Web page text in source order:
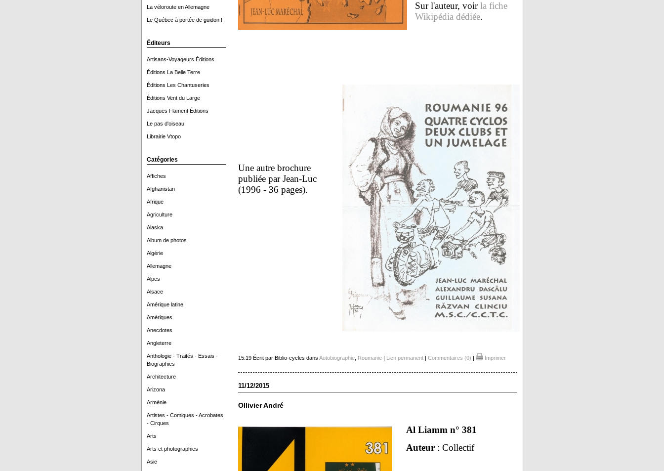
La véloroute en Allemagne
Le Québec à portée de guidon !
Éditeurs
Artisans-Voyageurs Éditions
Éditions La Belle Terre
Éditions Les Chantuseries
Éditions Vent du Large
Jacques Flament Éditions
Le pas d'oiseau
Librairie Vtopo
Catégories
Affiches
Afghanistan
Afrique
Agriculture
Alaska
Album de photos
Algérie
Allemagne
Alpes
Alsace
Amérique latine
Amériques
Anecdotes
Angleterre
Anthologie - Traités - Essais -
Biographies
Architecture
Arizona
Arménie
Artistes - Comiques - Acrobates
- Cirques
Arts
Arts et photographies
Asie
Sur l'auteur, voirla fiche
Wikipédia dédiée.
Une autre brochure
publiée par Jean-Luc
(1996 - 36 pages).
15:19 Écrit par Biblio-cycles dans Autobiographie, Roumanie| Lien permanent| Commentaires (0) | Imprimer
11/12/2015
Ollivier André
Al Liamm n° 381
Auteur : Collectif